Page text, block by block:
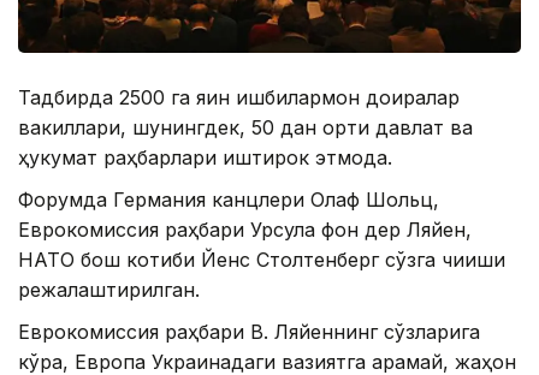
Тадбирда 2500 га яқин ишбилармон доиралар
вакиллари, шунингдек, 50 дан ортиқ давлат ва
ҳукумат раҳбарлари иштирок этмоқда.
Форумда Германия канцлери Олаф Шольц,
Еврокомиссия раҳбари Урсула фон дер Ляйен,
НАТО бош котиби Йенс Столтенберг сўзга чиқиши
режалаштирилган.
Еврокомиссия раҳбари В. Ляйеннинг сўзларига
кўра, Европа Украинадаги вазиятга қарамай, жаҳон